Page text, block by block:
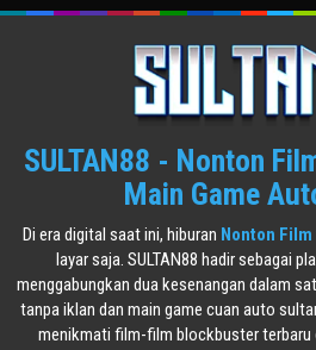
SULTAN88 - Nonton
Main Game
Di era digital saat ini, hiburan Nonton Film
layar saja. SULTAN88 hadir sebagai
menggabungkan dua kesenangan dalam
tanpa iklan dan main game cuan auto
menikmati film-film blockbuster terbaru